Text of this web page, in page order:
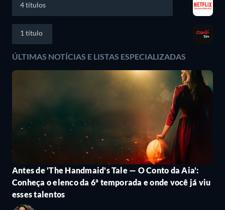
4 títulos
1 título
ÚLTIMAS NOTÍCIAS E LISTAS ESPECIALIZADAS
Antes de 'The Handmaid's Tale — O Conto da Aia':
Conheça o elenco da 6ª temporada e onde você já viu
esses talentos